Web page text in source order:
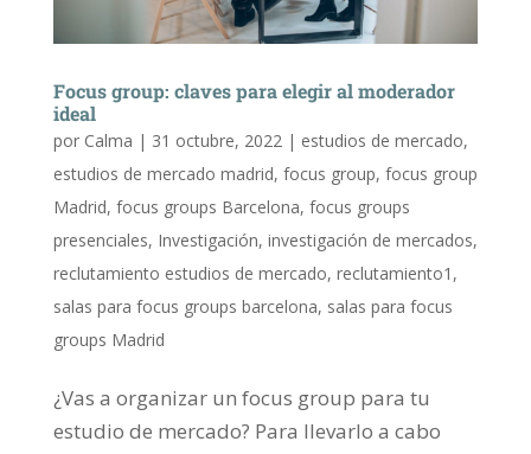
Focus group: claves para elegir al moderador
ideal
por Calma | 31 octubre, 2022| estudios de mercado,
estudios de mercado madrid, focus group, focus group
Madrid, focus groups Barcelona, focus groups
presenciales, Investigación, investigación de mercados,
reclutamiento estudios de mercado, reclutamiento1 ,
salas para focus groups barcelona, salas para focus
groups Madrid
¿Vas a organizar un focus group para tu
estudio de mercado? Para llevarlo a cabo